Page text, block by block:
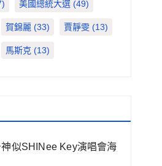
美國總統大選 (49)
賀錦麗 (33) 賈靜雯 (13)
馬斯克 (13)
似SHINee Key演唱會海